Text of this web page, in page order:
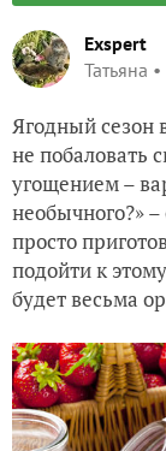
Exspert
Татьяна
Ягодный сезон
не побаловать
угощением –
необычного?»
просто
подойти к
будет весьма